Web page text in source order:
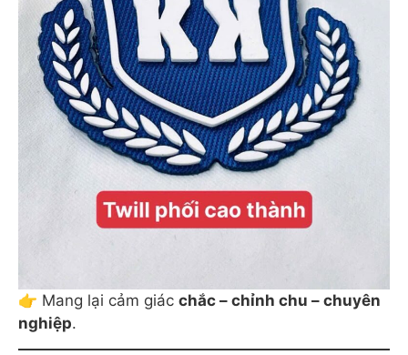
👉 Mang lại cảm giác chắc – chỉnh chu – chuyên
nghiệp.